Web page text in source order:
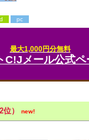
pc
最大1,000円分無料
C!Jメール公式ペ
位） new!